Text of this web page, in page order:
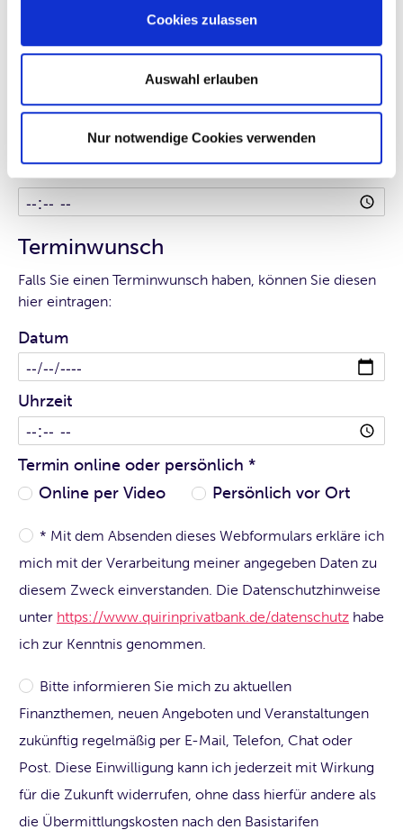
Cookies zulassen
Auswahl erlauben
Nur notwendige Cookies verwenden
Rückruf
Bitte tragen Sie Ihren Rückruf-Wunsch ein:
Datum
Uhrzeit
Terminwunsch
Falls Sie einen Terminwunsch haben, können Sie diesen
hier eintragen:
Datum
Uhrzeit
Termin online oder persönlich *
Online per Video
Persönlich vor Ort
* Mit dem Absenden dieses Webformulars erkläre ich
mich mit der Verarbeitung meiner angegeben Daten zu
diesem Zweck einverstanden. Die Datenschutzhinweise
unter https://www.quirinprivatbank.de/datenschutz habe
ich zur Kenntnis genommen.
Bitte informieren Sie mich zu aktuellen
Finanzthemen, neuen Angeboten und Veranstaltungen
zukünftig regelmäßig per E-Mail, Telefon, Chat oder
Post. Diese Einwilligung kann ich jederzeit mit Wirkung
für die Zukunft widerrufen, ohne dass hierfür andere als
die Übermittlungskosten nach den Basistarifen